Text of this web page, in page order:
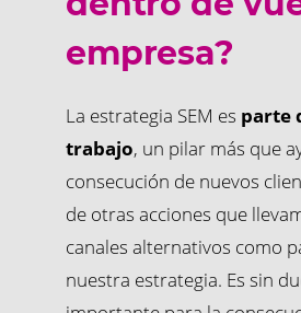
empresa?
La estrategia SEM es parte
trabajo, un pilar más que
consecución de nuevos
de otras acciones que
canales alternativos como
nuestra estrategia. Es sin